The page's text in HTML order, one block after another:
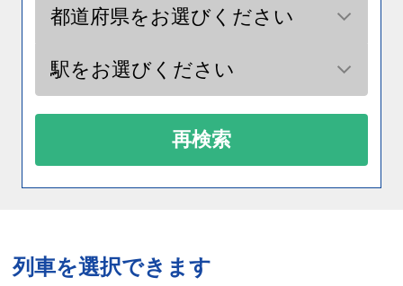
再検索
列車を選択できます